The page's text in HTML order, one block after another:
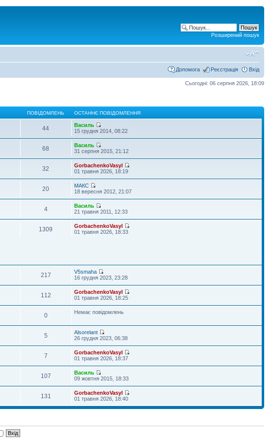
Розширений пошук
Допомога Реєстрація Вхід
Сьогодні: 06 серпня 2026, 18:09
ПОВІДОМЛЕНЬ ОСТАННЄ ПОВІДОМЛЕННЯ
44
Василь
15 грудня 2014, 08:22
68
Василь
31 серпня 2015, 21:12
32
GorbachenkoVasyl
01 травня 2026, 18:19
20
МАКС
18 вересня 2012, 21:07
4
Василь
21 травня 2011, 12:33
1309
GorbachenkoVasyl
01 травня 2026, 18:33
217
V5smaha
16 грудня 2023, 23:28
112
GorbachenkoVasyl
01 травня 2026, 18:25
0 Немає повідомлень
5
Alsorelant
26 грудня 2023, 06:38
7
GorbachenkoVasyl
01 травня 2026, 18:37
107
Василь
09 жовтня 2015, 18:33
131
GorbachenkoVasyl
01 травня 2026, 18:40